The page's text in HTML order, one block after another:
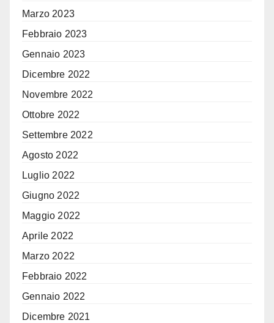
Marzo 2023
Febbraio 2023
Gennaio 2023
Dicembre 2022
Novembre 2022
Ottobre 2022
Settembre 2022
Agosto 2022
Luglio 2022
Giugno 2022
Maggio 2022
Aprile 2022
Marzo 2022
Febbraio 2022
Gennaio 2022
Dicembre 2021